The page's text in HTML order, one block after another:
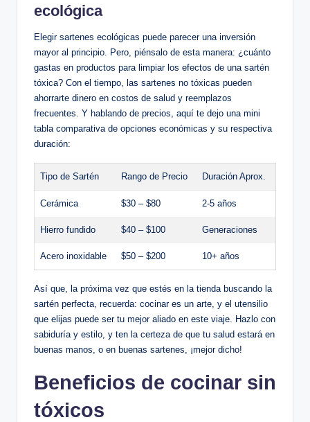
ecológica
Elegir sartenes ecológicas puede parecer una inversión
mayor al principio. Pero, piénsalo de esta manera: ¿cuánto
gastas en productos para limpiar los efectos de una sartén
tóxica? Con el tiempo, las sartenes no tóxicas pueden
ahorrarte dinero en costos de salud y reemplazos
frecuentes. Y hablando de precios, aquí te dejo una mini
tabla comparativa de opciones económicas y su respectiva
duración:
Tipo de Sartén Rango de Precio Duración Aprox.
Cerámica $30 – $80 2-5 años
Hierro fundido $40 – $100 Generaciones
Acero inoxidable $50 – $200 10+ años
Así que, la próxima vez que estés en la tienda buscando la
sartén perfecta, recuerda: cocinar es un arte, y el utensilio
que elijas puede ser tu mejor aliado en este viaje. Hazlo con
sabiduría y estilo, y ten la certeza de que tu salud estará en
buenas manos, o en buenas sartenes, ¡mejor dicho!
Beneficios de cocinar sin
tóxicos